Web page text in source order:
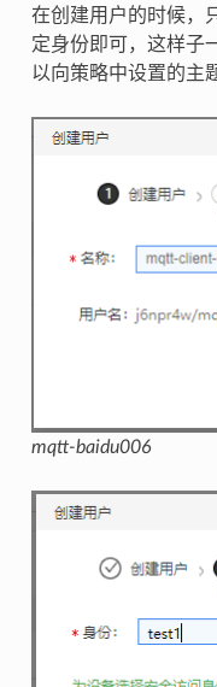
在创建用户的时候，
定身份即可，这样子
以向策略中设置的主
mqtt-baidu006